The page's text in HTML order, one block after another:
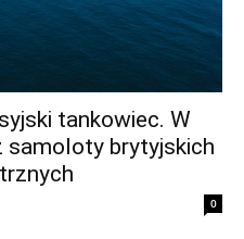
tankowiec. W
samoloty brytyjskich
0